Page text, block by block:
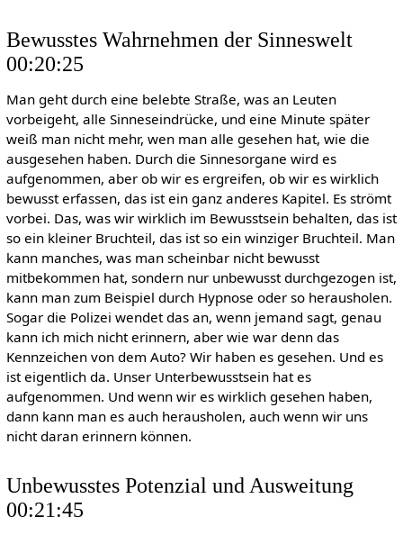
Bewusstes Wahrnehmen der Sinneswelt
00:20:25
Man geht durch eine belebte Straße, was an Leuten
vorbeigeht, alle Sinneseindrücke, und eine Minute später
weiß man nicht mehr, wen man alle gesehen hat, wie die
ausgesehen haben. Durch die Sinnesorgane wird es
aufgenommen, aber ob wir es ergreifen, ob wir es wirklich
bewusst erfassen, das ist ein ganz anderes Kapitel. Es strömt
vorbei. Das, was wir wirklich im Bewusstsein behalten, das ist
so ein kleiner Bruchteil, das ist so ein winziger Bruchteil. Man
kann manches, was man scheinbar nicht bewusst
mitbekommen hat, sondern nur unbewusst durchgezogen ist,
kann man zum Beispiel durch Hypnose oder so herausholen.
Sogar die Polizei wendet das an, wenn jemand sagt, genau
kann ich mich nicht erinnern, aber wie war denn das
Kennzeichen von dem Auto? Wir haben es gesehen. Und es
ist eigentlich da. Unser Unterbewusstsein hat es
aufgenommen. Und wenn wir es wirklich gesehen haben,
dann kann man es auch herausholen, auch wenn wir uns
nicht daran erinnern können.
Unbewusstes Potenzial und Ausweitung
00:21:45